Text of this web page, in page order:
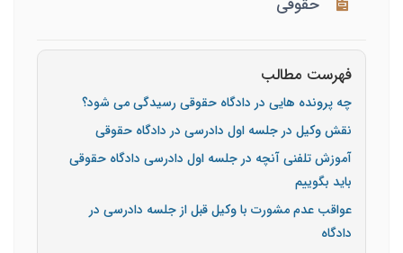
حقوقی
فهرست مطالب
چه پرونده هایی در دادگاه حقوقی رسیدگی می شود؟
نقش وکیل در جلسه اول دادرسی در دادگاه حقوقی
آموزش تلفنی آنچه در جلسه اول دادرسی دادگاه حقوقی
باید بگوییم
عواقب عدم مشورت با وکیل قبل از جلسه دادرسی در
دادگاه